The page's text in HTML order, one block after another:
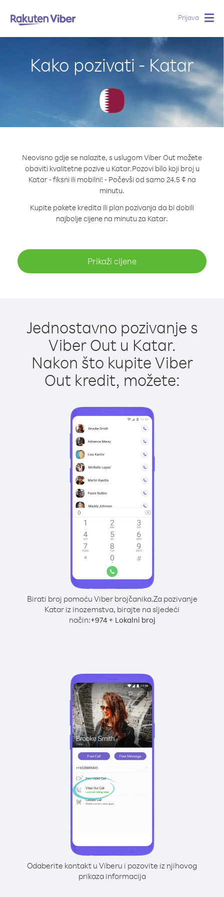
Prijava
Kako pozivati - Katar
Neovisno gdje se nalazite, s uslugom Viber Out možete
obaviti kvalitetne pozive u Katar.Pozovi bilo koji broj u
Katar - fiksni ili mobilni! - Počevši od samo 24.5 ¢ na
minutu.
Kupite pakete kredita ili plan pozivanja da bi dobili
najbolje cijene na minutu za Katar.
Prikaži cijene
Jednostavno pozivanje s
Viber Out u Katar.
Nakon što kupite Viber
Out kredit, možete:
Birati broj pomoću Viber brojčanika.Za pozivanje
Katar iz inozemstva, birajte na sljedeći
način:+974+ Lokalni broj
Odaberite kontakt u Viberu i pozovite iz njihovog
prikaza informacija